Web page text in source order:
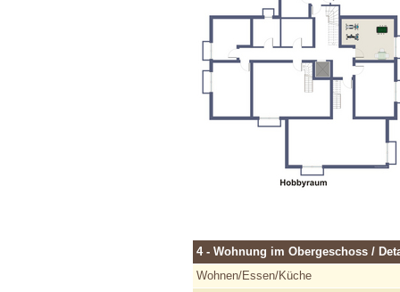
4 - Wohnung im Obergeschoss /
Wohnen/Essen/Küche